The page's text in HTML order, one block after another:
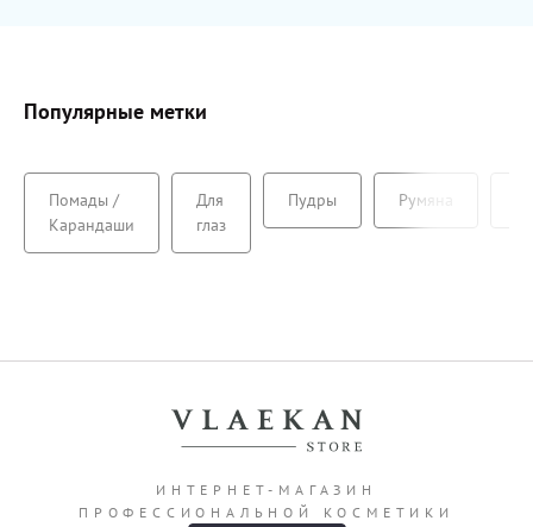
Популярные метки
Помады /
Карандаши
Для
глаз
Пудры Румяна
ИНТЕРНЕТ-МАГАЗИН
ПРОФЕССИОНАЛЬНОЙ КОСМЕТИКИ